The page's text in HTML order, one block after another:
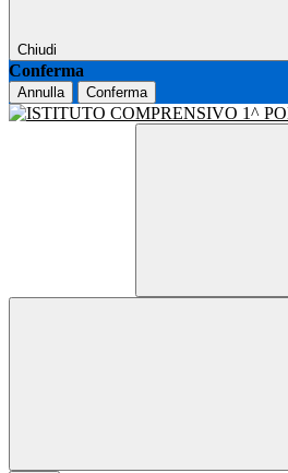
Chiudi
Conferma
Annulla Conferma